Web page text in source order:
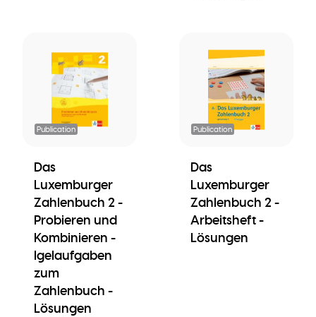
Publication
Das
Luxemburger
Zahlenbuch 2 -
Probieren und
Kombinieren -
Igelaufgaben
zum
Zahlenbuch -
Lösungen
Publication
Das
Luxemburger
Zahlenbuch 2 -
Arbeitsheft -
Lösungen